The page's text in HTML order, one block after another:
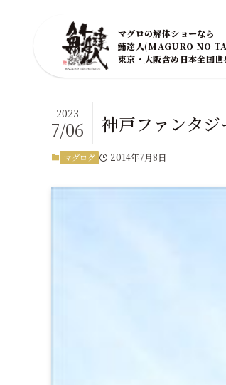
マグロの解体ショーなら
鮪達人(MAGURO NO
東京・大阪含め日本全国世
神戸ファンタ
2023
7/06
マグログ 2014年7月8日